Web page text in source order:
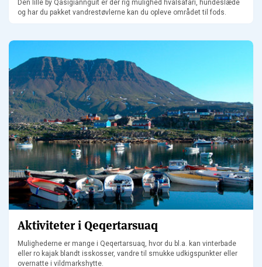
Den lille by Qasigiannguit er der rig mulighed hvalsafari, hundeslæde
og har du pakket vandrestøvlerne kan du opleve området til fods.
Aktiviteter i Qeqertarsuaq
Mulighederne er mange i Qeqertarsuaq, hvor du bl.a. kan vinterbade
eller ro kajak blandt isskosser, vandre til smukke udkigspunkter eller
overnatte i vildmarkshytte.